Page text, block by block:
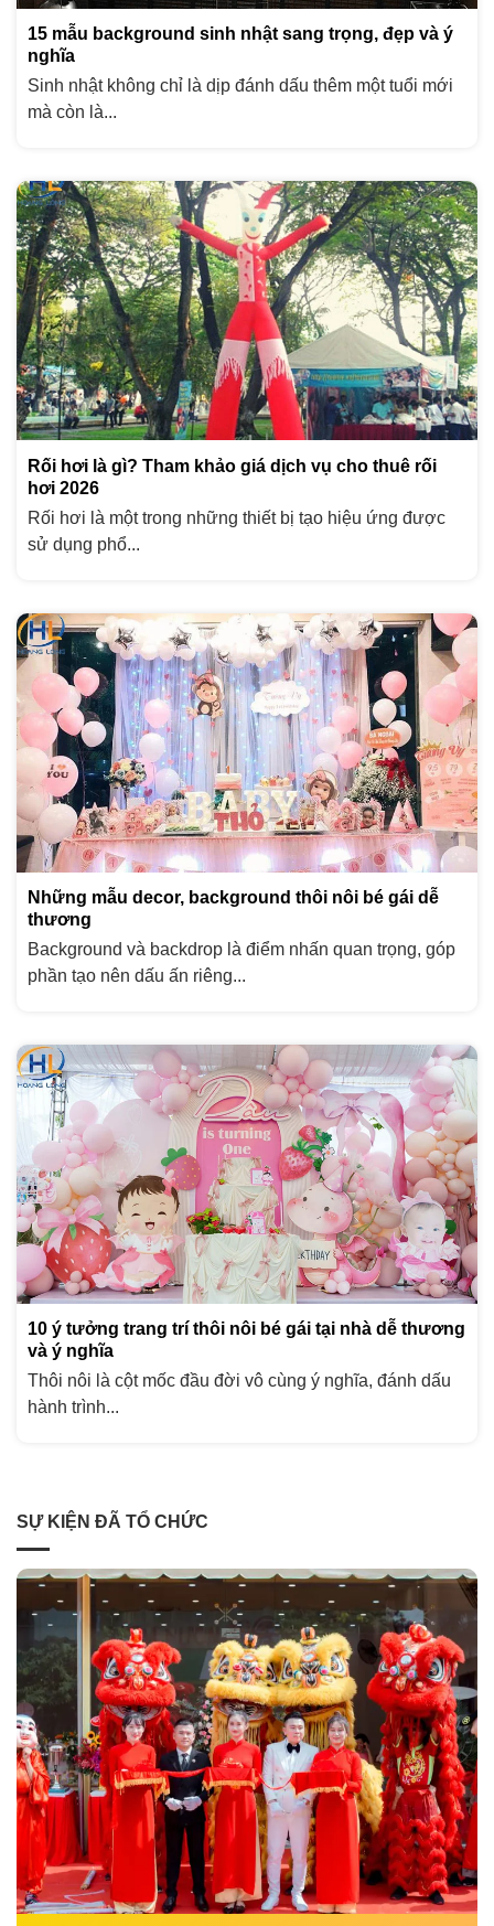
15 mẫu background sinh nhật sang trọng, đẹp và ý
nghĩa
Sinh nhật không chỉ là dịp đánh dấu thêm một tuổi mới
mà còn là...
Rối hơi là gì? Tham khảo giá dịch vụ cho thuê rối
hơi 2026
Rối hơi là một trong những thiết bị tạo hiệu ứng được
sử dụng phổ...
Những mẫu decor, background thôi nôi bé gái dễ
thương
Background và backdrop là điểm nhấn quan trọng, góp
phần tạo nên dấu ấn riêng...
10 ý tưởng trang trí thôi nôi bé gái tại nhà dễ thương
và ý nghĩa
Thôi nôi là cột mốc đầu đời vô cùng ý nghĩa, đánh dấu
hành trình...
SỰ KIỆN ĐÃ TỔ CHỨC